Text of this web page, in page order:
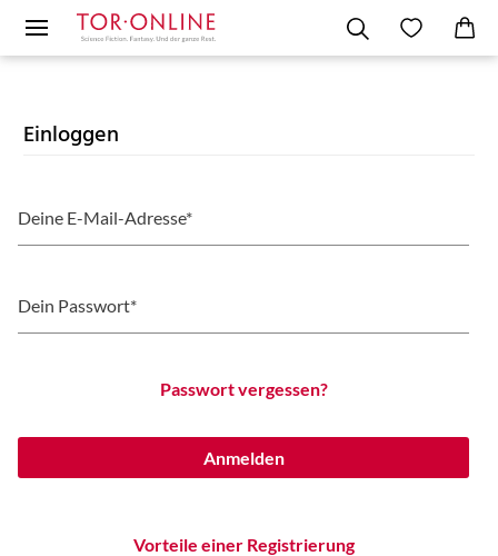
Einloggen
Deine E-Mail-Adresse*
Dein Passwort*
Passwort vergessen?
Anmelden
Vorteile einer Registrierung